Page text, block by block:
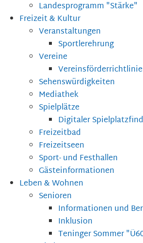
Landesprogramm "Stärke"
Freizeit & Kultur
Veranstaltungen
Sportlerehrung
Vereine
Sehenswürdigkeiten
Mediathek
Spielplätze
Digitaler
Freizeitbad
Freizeitseen
Sport- und Festhallen
Gästeinformationen
Leben & Wohnen
Senioren
Informationen und
Inklusion
Teninger Sommer